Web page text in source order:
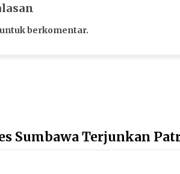
untuk berkomentar.
Sumbawa Terjunkan